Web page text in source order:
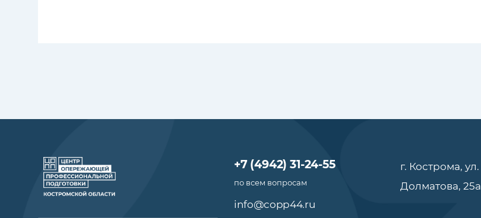
+7 (4942) 31-24-55
по всем вопросам
info@copp44.ru
г. Кострома, ул.
Долматова, 25а